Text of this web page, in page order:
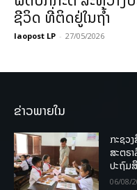
ຊີວິດ ທີ່ຕິດຢູ່ໃນຖ້ຳ
laopost LP - 27/05/2026
ຂ່າວພາຍໃນ
ກະຊວ
ສະຕຣ
ປະຖົມ
06/08/